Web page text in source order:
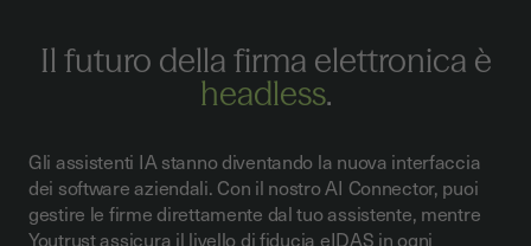
Il futuro della firma elettronica è
headless.
Gli assistenti IA stanno diventando la nuova interfaccia
dei software aziendali. Con il nostro AI Connector, puoi
gestire le firme direttamente dal tuo assistente, mentre
Youtrust assicura il livello di fiducia eIDAS in ogni